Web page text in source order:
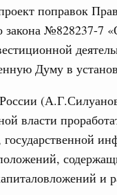
поправок
закона №828237-7
Думу в
власти
государственной
и
в сфере
перечень
от НДФЛ
технологий
по